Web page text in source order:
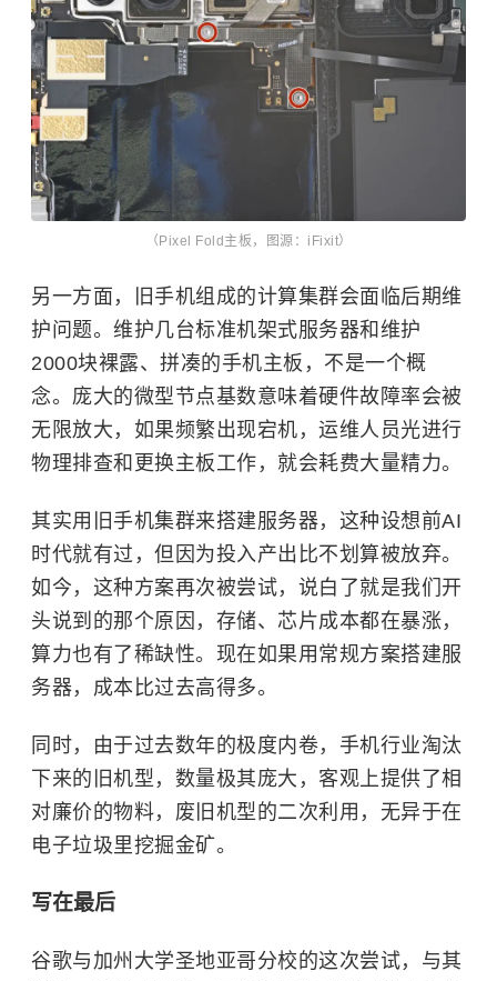
（Pixel Fold主板，图源：iFixit）
另一方面，旧手机组成的计算集群会面临后期维
护问题。维护几台标准机架式服务器和维护
2000块裸露、拼凑的手机主板，不是一个概
念。庞大的微型节点基数意味着硬件故障率会被
无限放大，如果频繁出现宕机，运维人员光进行
物理排查和更换主板工作，就会耗费大量精力。
其实用旧手机集群来搭建服务器，这种设想前AI
时代就有过，但因为投入产出比不划算被放弃。
如今，这种方案再次被尝试，说白了就是我们开
头说到的那个原因，存储、芯片成本都在暴涨，
算力也有了稀缺性。现在如果用常规方案搭建服
务器，成本比过去高得多。
同时，由于过去数年的极度内卷，手机行业淘汰
下来的旧机型，数量极其庞大，客观上提供了相
对廉价的物料，废旧机型的二次利用，无异于在
电子垃圾里挖掘金矿。
写在最后
谷歌与加州大学圣地亚哥分校的这次尝试，与其